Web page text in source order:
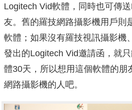
Logitech Vid軟體，同時也可傳
友。舊的羅技網路攝影機用戶則
軟體；如果沒有羅技視訊攝影機
發出的Logitech Vid邀請函，就
體30天，所以想用這個軟體的朋
網路攝影機的人吧。